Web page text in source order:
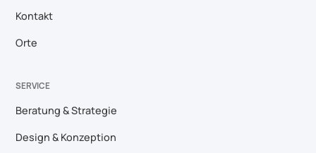
Kontakt
Orte
SERVICE
Beratung & Strategie
Design & Konzeption